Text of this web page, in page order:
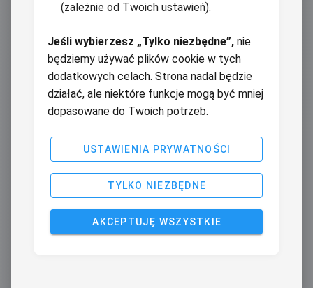
(zależnie od Twoich ustawień).
Jeśli wybierzesz „Tylko niezbędne”, nie
będziemy używać plików cookie w tych
dodatkowych celach. Strona nadal będzie
działać, ale niektóre funkcje mogą być mniej
dopasowane do Twoich potrzeb.
USTAWIENIA PRYWATNOŚCI
TYLKO NIEZBĘDNE
AKCEPTUJĘ WSZYSTKIE